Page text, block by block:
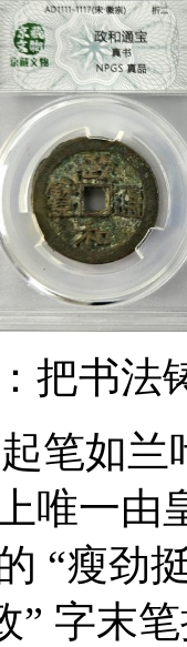
书法
笔如兰
唯一由
“瘦劲
” 字末